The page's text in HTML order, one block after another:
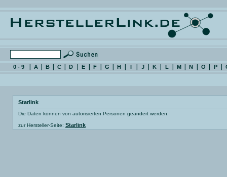
0 - 9 A B C D E F G H I J K L M N O P
Starlink
Die Daten können von autorisierten Personen geändert werden.
zur Hersteller-Seite: Starlink